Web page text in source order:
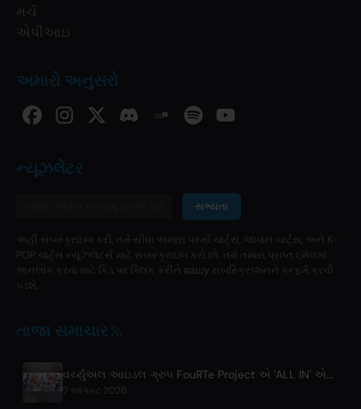
મર્ચ
એપીઆઇ
અમારો અનુસરો
ન્યૂઝલેટર
સભ્યતા
અહીં સબસ્ક્રાઇબ કરી, તમે સીધા અમારા પસ્મી ચાર્ટ્સ, જાપાન ચાર્ટ્સ, અને K-
POP ચાર્ટ્સ ન્યૂઝલેટર્સ માટે સબસ્ક્રાઇબ કરો છો. તમે તમારા પ્રાપ્ત ઇમેલમાં
અનલોક કરવા માટે કિડ પર ક્લિક કરીને вашу સબસ્ક્રિપ્શનને કન્ફર્મ કરવી
પડશે.
તાજા સમાચાર
વર્ચ્યુઅલ આઇડલ ગ્રુપ FouRTe Project એ 'ALL IN' એલ્બમ સાથે ડેબ્યુ કર્યું, m-flo ના ☆Taku Takahashi દ્વારા નિર્મિત
7 ઑગસ્ટ 2026